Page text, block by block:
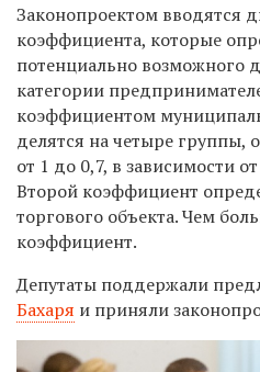
Законопроектом вводятся
коэффициента, которые
потенциально возможного
категории
коэффициентом
делятся на четыре группы,
от 1 до 0,7, в зависимости
Второй коэффициент
торгового объекта. Чем
коэффициент.
Депутаты поддержали
Бахаря и приняли